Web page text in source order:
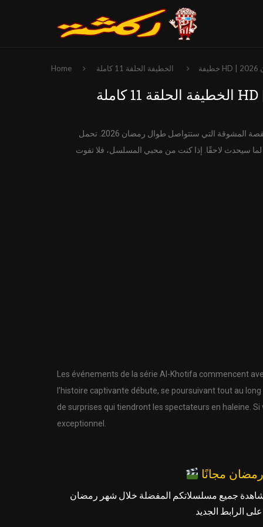
Home خطيفة
مع الحلقة 10، حيث تُقدّم الشخصيات وتبدأ القصة المشوقة التي ستتواصل طوال رمضان 2026. تحمل
لما سيحدث لاحقًا. إذا كنت من محبي المسلسل، فلا تفوت
Les événements de la série Al-Khotifa commencent
l’histoire captivante débute, se poursuivant tout au
de surprises qui tiendront les spectateurs en haleine.
exceptionnel.
جميع مسلسلاتكم المفضلة خلال شهر رمضان